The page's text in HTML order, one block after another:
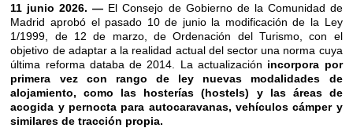
11 junio 2026. — El Consejo de Gobierno de la Comunidad de
Madrid aprobó el pasado 10 de junio la modificación de la Ley
1/1999, de 12 de marzo, de Ordenación del Turismo, con el
objetivo de adaptar a la realidad actual del sector una norma cuya
última reforma databa de 2014. La actualización incorpora por
primera vez con rango de ley nuevas modalidades de
alojamiento, como las hosterías (hostels) y las áreas de
acogida y pernocta para autocaravanas, vehículos cámper y
similares de tracción propia.